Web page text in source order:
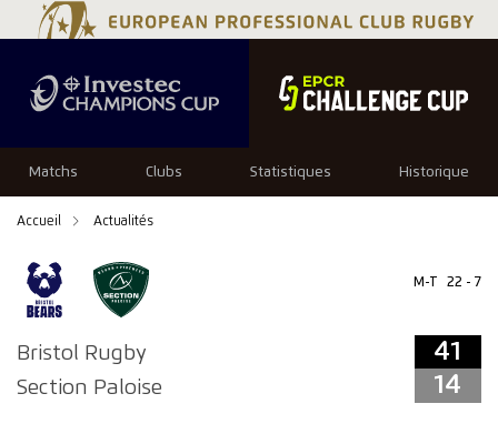
Matchs Clubs Statistiques Historique
Accueil Actualités
Bristol Rugby
Section Paloise
M-T 22 - 7
41
14
41 14